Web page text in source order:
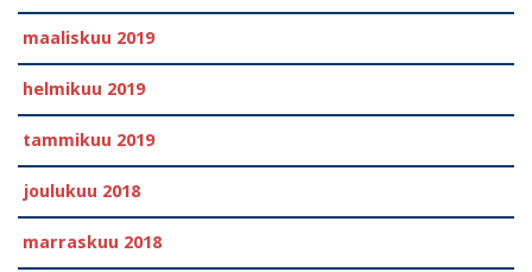
maaliskuu 2019
helmikuu 2019
tammikuu 2019
joulukuu 2018
marraskuu 2018